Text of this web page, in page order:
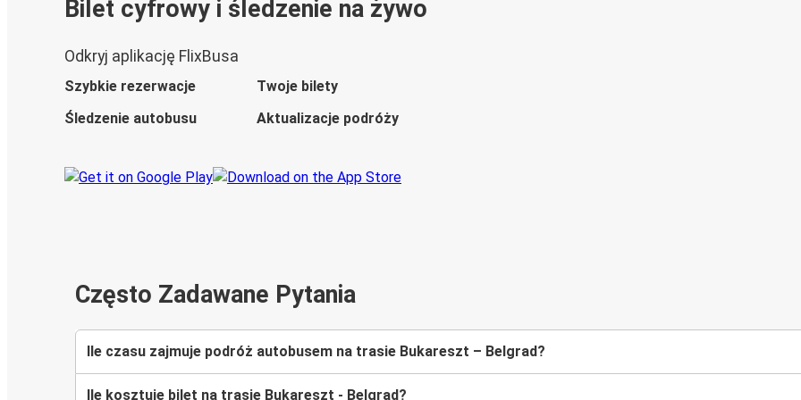
Bilet cyfrowy i śledzenie na żywo
Odkryj aplikację FlixBusa
Szybkie rezerwacje
Twoje bilety
Śledzenie autobusu
Aktualizacje podróży
Często Zadawane Pytania
Ile czasu zajmuje podróż autobusem na trasie Bukareszt – Belgrad?
Ile kosztuje bilet na trasie Bukareszt - Belgrad?